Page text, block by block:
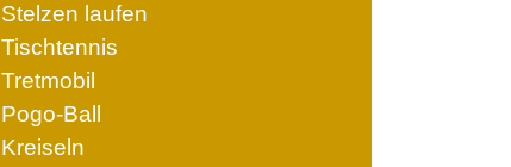
Stelzen laufen
Tischtennis
Tretmobil
Pogo-Ball
Kreiseln